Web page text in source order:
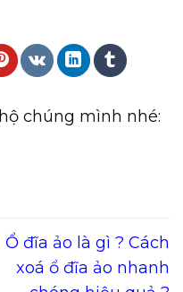
chúng mình nhé:
Ổ đĩa ảo là gì ? Cách
xoá ổ đĩa ảo nhanh